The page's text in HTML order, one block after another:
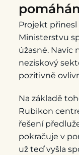
Projekt
Ministerstvu
úžasné. Navíc
neziskový
pozitivně
Na základě
Rubikon
řešení
pokračuje v
už teď vyšla